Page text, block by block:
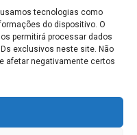
tecnologias como
do dispositivo. O
permitirá processar dados
exclusivos neste site. Não
afetar negativamente certos
investimentos em
da PropiChain,
lucros e criar um
e não devem ser
de investimento.Leia mais